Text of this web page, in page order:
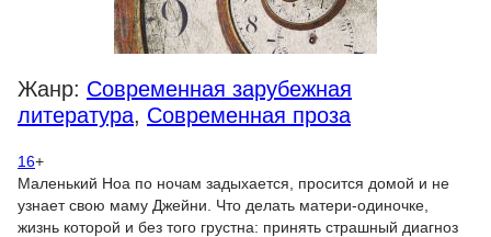
Жанр: Современная зарубежная
литература, Современная проза
16+
Маленький Ноа по ночам задыхается, просится домой и не
узнает свою маму Джейни. Что делать матери-одиночке,
жизнь которой и без того грустна: принять страшный диагноз